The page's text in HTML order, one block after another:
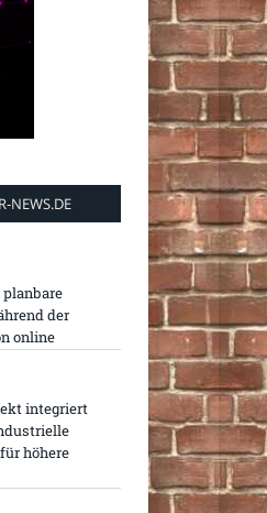
NEWS.DE
planbare
der
online
integriert
höhere